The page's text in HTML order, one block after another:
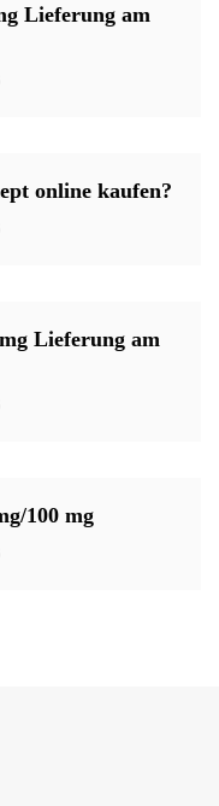
Lieferung am
online kaufen?
Lieferung am
100 mg